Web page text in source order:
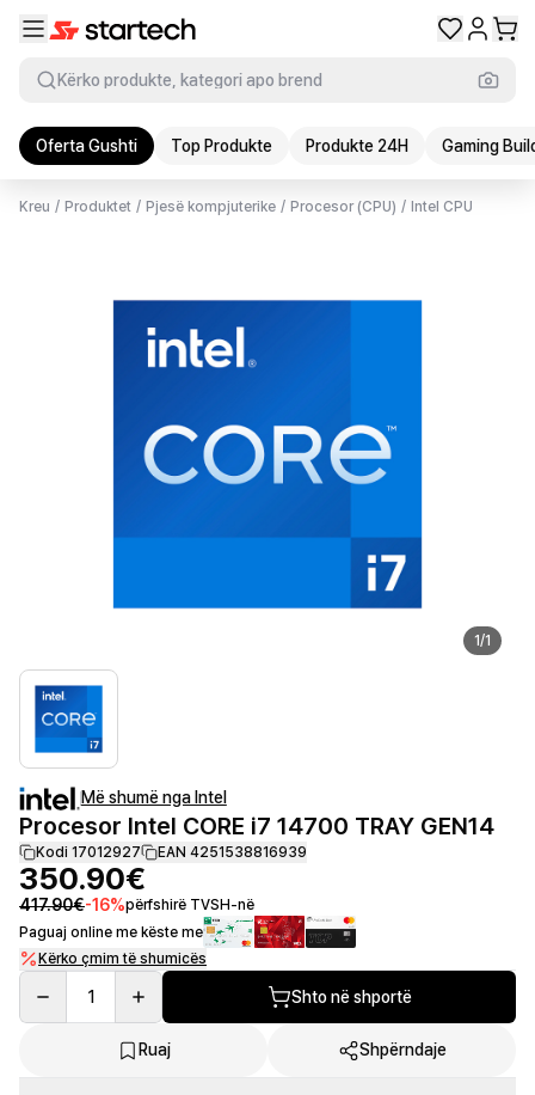
Kërko produkte, kategori apo brend
Oferta Gushti Top Produkte Produkte 24H Gaming
Kreu / Produktet / Pjesë kompjuterike / Procesor (CPU) / Intel CPU
1/1
Më shumë nga Intel
Procesor Intel CORE i7 14700 TRAY GEN14
Kodi 17012927 EAN 4251538816939
350.90€
417.90€-16%përfshirë TVSH-në
Paguaj online me këste me
Kërko çmim të shumicës
1 Shto në shportë
Ruaj Shpërndaje